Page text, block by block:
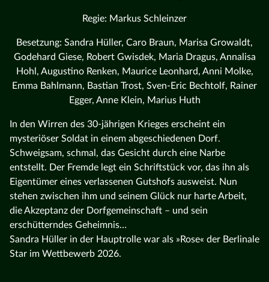
Regie: Markus Schleinzer
Besetzung: Sandra Hüller, Caro Braun, Marisa Growaldt,
Godehard Giese, Robert Gwisdek, Maria Dragus, Annalisa
Hohl, Augustino Renken, Maurice Leonhard, Anni Molke,
Emma Bahlmann, Bastian Trost, Sven-Eric Bechtolf, Rainer
Egger, Anne Klein, Marius Huth
In den Wirren des 30-jährigen Krieges erscheint ein
mysteriöser Soldat in einem abgeschiedenen Dorf.
Schweigsam, schmal, das Gesicht durch eine Narbe
entstellt. Der Fremde legt ein Schriftstück vor, das ihn als
Eigentümer eines verlassenen Gutshofs ausweist. Nun
stehen zwischen ihm und seinem Glück nur harte Arbeit,
die Akzeptanz der Dorfgemeinschaft – und sein
erschütterndes Geheimnis…
Sandra Hüller in der Hauptrolle war als »Rose« der Berlinale
Star im Wettbewerb 2026.